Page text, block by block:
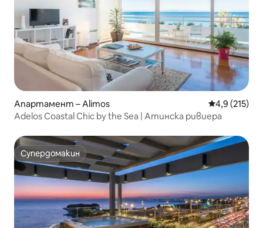
Апартамент – Alimos Средна
4,9 (215)
Adelos Coastal Chic by the Sea | Атинска ривиера
Супердомакин
Супердомакин